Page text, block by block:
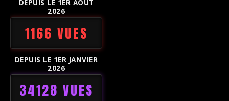
DEPUIS LE 1ER AOÛT
2026
1166 VUES
DEPUIS LE 1ER JANVIER
2026
34128 VUES